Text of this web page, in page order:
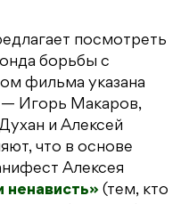
посмотреть
борьбы с
фильма указана
— Игорь Макаров,
и Алексей
что в основе
Алексея
ненависть» (тем, кто